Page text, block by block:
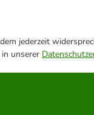
jederzeit
unserer